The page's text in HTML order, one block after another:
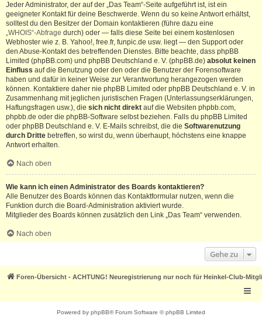
Jeder Administrator, der auf der „Das Team“-Seite aufgeführt ist, ist ein
geeigneter Kontakt für deine Beschwerde. Wenn du so keine Antwort erhältst,
solltest du den Besitzer der Domain kontaktieren (führe dazu eine
„WHOIS“-Abfrage durch) oder — falls diese Seite bei einem kostenlosen
Webhoster wie z. B. Yahoo!, free.fr, funpic.de usw. liegt — den Support oder
den Abuse-Kontakt des betreffenden Dienstes. Bitte beachte, dass phpBB
Limited (phpBB.com) und phpBB Deutschland e. V. (phpBB.de) absolut keinen
Einfluss auf die Benutzung oder den oder die Benutzer der Forensoftware
haben und dafür in keiner Weise zur Verantwortung herangezogen werden
können. Kontaktiere daher nie phpBB Limited oder phpBB Deutschland e. V. in
Zusammenhang mit jeglichen juristischen Fragen (Unterlassungserklärungen,
Haftungsfragen usw.), die sich nicht direkt auf die Websiten phpbb.com,
phpbb.de oder die phpBB-Software selbst beziehen. Falls du phpBB Limited
oder phpBB Deutschland e. V. E-Mails schreibst, die die Softwarenutzung
durch Dritte betreffen, so wirst du, wenn überhaupt, höchstens eine knappe
Antwort erhalten.
Nach oben
Wie kann ich einen Administrator des Boards kontaktieren?
Alle Benutzer des Boards können das Kontaktformular nutzen, wenn die
Funktion durch die Board-Administration aktiviert wurde.
Mitglieder des Boards können zusätzlich den Link „Das Team“ verwenden.
Nach oben
Gehe zu
Foren-Übersicht - ACHTUNG! Neuregistrierung nur noch für Heinkel-Club-
Powered by phpBB® Forum Software © phpBB Limited